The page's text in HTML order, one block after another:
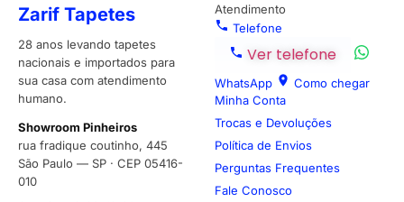
Zarif Tapetes
28 anos levando tapetes
nacionais e importados para
sua casa com atendimento
humano.
Showroom Pinheiros
rua fradique coutinho, 445
São Paulo — SP · CEP 05416-
010
Atendimento
Telefone
Ver telefone
WhatsApp
Como chegar
Minha Conta
Trocas e Devoluções
Política de Envios
Perguntas Frequentes
Fale Conosco